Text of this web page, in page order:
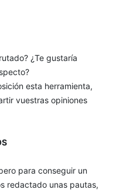
¿Te gustaría
esta herramienta,
vuestras opiniones
para conseguir un
redactado unas pautas,